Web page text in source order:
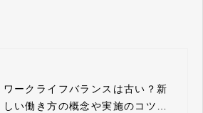
ワークライフバランスは古い？新
しい働き方の概念や実施のコツと